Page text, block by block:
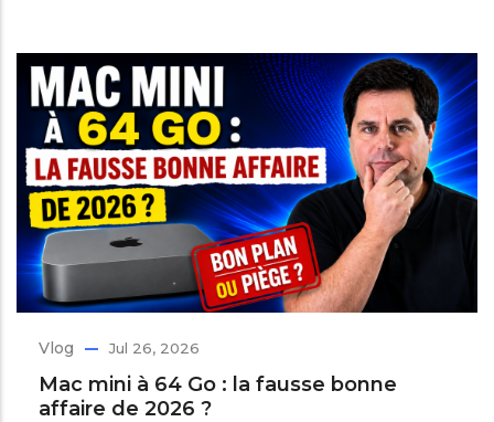
Vlog Jul 26, 2026
Mac mini à 64 Go : la fausse bonne
affaire de 2026 ?